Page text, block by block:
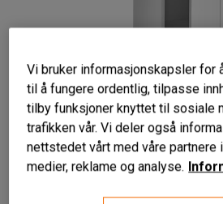
Vi bruker informasjonskapsler for
til å fungere ordentlig, tilpasse
tilby funksjoner knyttet til sosiale
trafikken vår. Vi deler også
nettstedet vårt med våre partnere
medier, reklame og analyse.